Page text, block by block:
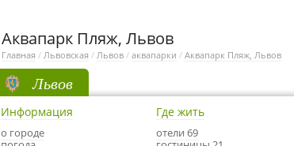
Аквапарк Пляж, Львов
Главная / Львовская / Львов / аквапарки / Аквапарк Пляж, Львов
Львов
Информация
о городе
Где жить
отели 69